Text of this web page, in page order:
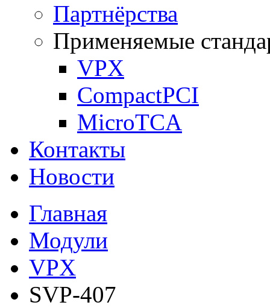
Партнёрства
Применяемые
VPX
CompactPCI
MicroTCA
Контакты
Новости
Главная
Модули
VPX
SVP-407